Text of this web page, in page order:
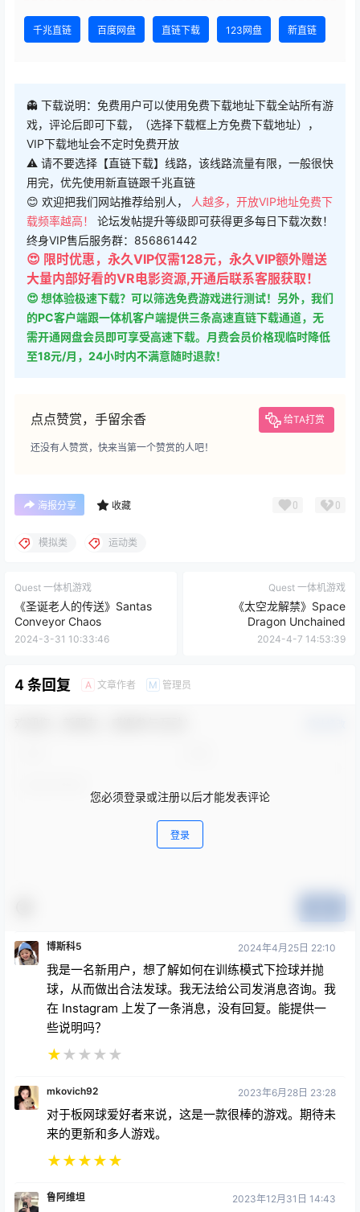
VIP下载地址会不定时免费开放
⚠ 请不要选择【直链下载】线路，该线路流量有限，一般很快
用完，优先使用新直链跟千兆直链
😊 欢迎把我们网站推荐给别人， 人越多，开放VIP地址免费下
载频率越高！论坛发帖提升等级即可获得更多每日下载次数！
终身VIP售后服务群：856861442
😍 限时优惠，永久VIP仅需128元，永久VIP额外赠送
大量内部好看的VR电影资源,开通后联系客服获取！
😍 想体验极速下载？可以筛选免费游戏进行测试！另外，我们
的PC客户端跟一体机客户端提供三条高速直链下载通道，无
需开通网盘会员即可享受高速下载。月费会员价格现临时降低
至18元/月，24小时内不满意随时退款！
模拟类 运动类
Quest 一体机游戏
Conveyor Chaos
2024-3-31 10:33:46
Dragon Unchained
2024-4-7 14:53:39
4 条回复 A 文章作者
登录
欢迎您，新朋友，感谢参与互动！
我是一名新用户，想了解如何在训练模式下捡球并抛
球，从而做出合法发球。我无法给公司发消息咨询。我
在 Instagram 上发了一条消息，没有回复。能提供一
些说明吗？
★ ★★★★
mkovich92
来的更新和多人游戏。
★ ★★★★
鲁阿维坦
齐，接球